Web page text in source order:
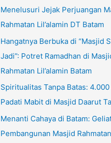
Menelusuri Jejak Perjuangan
Rahmatan Lil’alamin DT Batam
Hangatnya Berbuka di “Masjid
Jadi”: Potret Ramadhan di
Rahmatan Lil’alamin Batam
Spiritualitas Tanpa Batas: 4.000
Padati Mabit di Masjid Daarut
Menanti Cahaya di Batam:
Pembangunan Masjid